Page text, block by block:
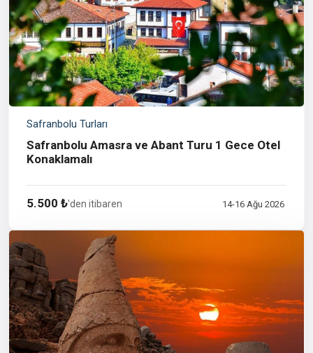
Safranbolu Turları
Safranbolu Amasra ve Abant Turu 1 Gece Otel
Konaklamalı
5.500 ₺'den itibaren 14-16 Ağu 2026